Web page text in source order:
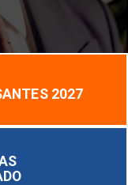
2027